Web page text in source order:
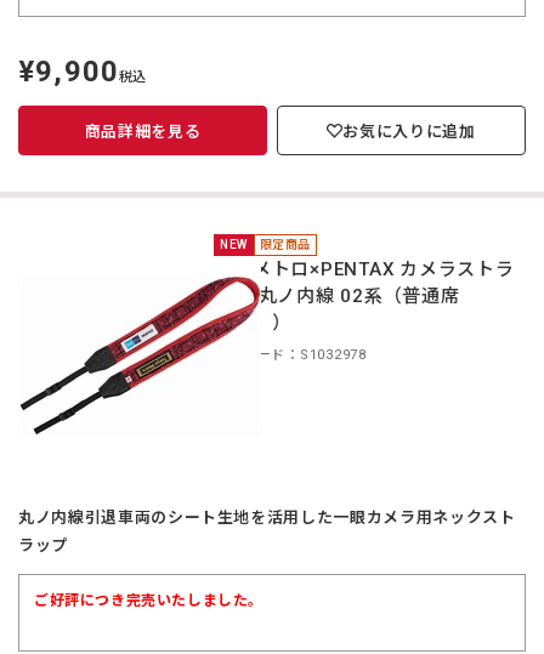
定
価
¥9,900税込
商品詳細を見る お気に入りに追加
NEW 限定商品
東京メトロ×PENTAX カメラストラ
ップ 丸ノ内線 02系（普通席
（赤））
商品コード：S1032978
丸ノ内線引退車両のシート生地を活用した一眼カメラ用ネックスト
ラップ
ご好評につき完売いたしました。